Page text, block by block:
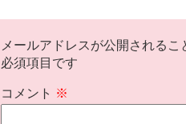
メールアドレスが公開されるこ
必須項目です
コメント ※